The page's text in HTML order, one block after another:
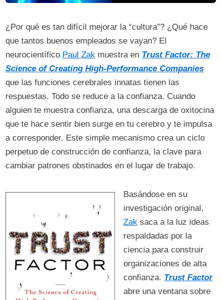
¿Por qué es tan difícil mejorar la “cultura”? ¿Qué hace
que tantos buenos empleados se vayan? El
neurocientífico Paul Zak muestra en Trust Factor: The
Science of Creating High-Performance Companies
que las funciones cerebrales innatas tienen las
respuestas. Todo se reduce a la confianza. Cuando
alguien te muestra confianza, una descarga de oxitocina
que te hace sentir bien surge en tu cerebro y te impulsa
a corresponder. Este simple mecanismo crea un ciclo
perpetuo de construcción de confianza, la clave para
cambiar patrones obstinados en el lugar de trabajo.
Basándose en su
investigación original,
Zak saca a la luz ideas
respaldadas por la
ciencia para construir
organizaciones de alta
confianza. Trust Factor
abre una ventana sobre